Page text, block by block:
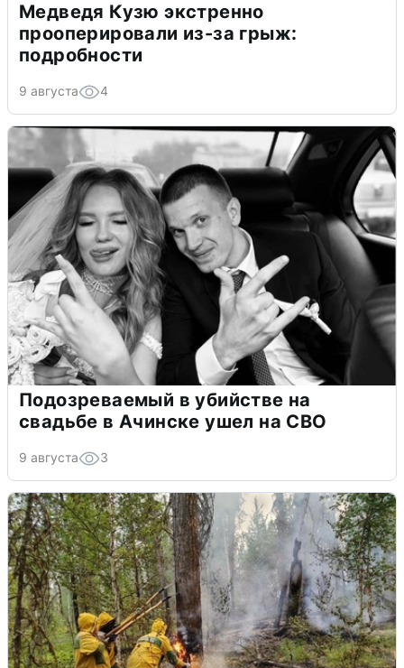
Медведя Кузю экстренно
прооперировали из-за грыж:
подробности
9 августа 4
Подозреваемый в убийстве на
свадьбе в Ачинске ушел на СВО
9 августа 3